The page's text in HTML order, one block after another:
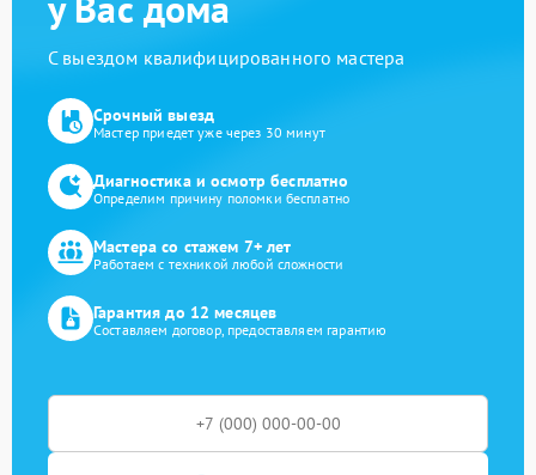
С выездом квалифицированного мастера
Срочный выезд
Мастер приедет уже через 30 минут
Диагностика и осмотр бесплатно
Определим причину поломки бесплатно
Мастера со стажем 7+ лет
Работаем с техникой любой сложности
Гарантия до 12 месяцев
Составляем договор, предоставляем гарантию